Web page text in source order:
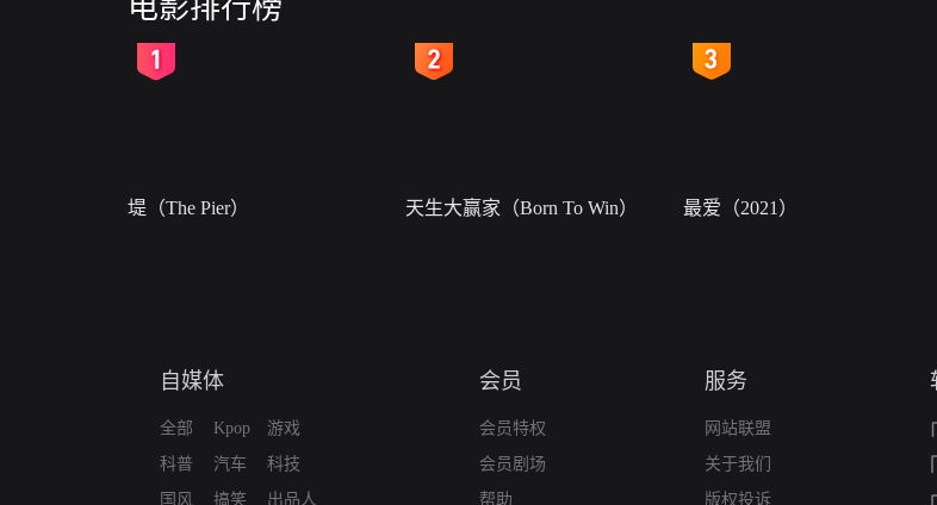
电影排行榜
堤（The Pier） 天生大赢家（Born To Win） 最爱（2021）
自媒体
全部
科普
国风
Kpop
汽车
搞笑
游戏
科技
出品人
会员
会员特权
会员剧场
帮助
服务
网站联盟
关于我们
版权投诉